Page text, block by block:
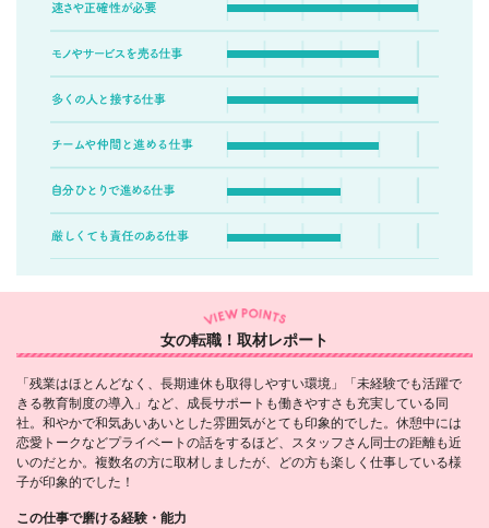
女の転職！取材レポート
「残業はほとんどなく、長期連休も取得しやすい環境」「未経験でも活躍で
きる教育制度の導入」など、成長サポートも働きやすさも充実している同
社。和やかで和気あいあいとした雰囲気がとても印象的でした。休憩中には
恋愛トークなどプライベートの話をするほど、スタッフさん同士の距離も近
いのだとか。複数名の方に取材しましたが、どの方も楽しく仕事している様
子が印象的でした！
この仕事で磨ける経験・能力